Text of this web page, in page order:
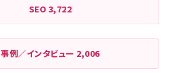
SEO 3,722
事例／インタビュー 2,006